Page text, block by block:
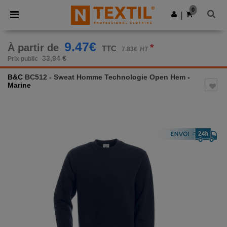
× Appli Ntextil
Meilleurs prix sur l’app !
Obtenir l'appli
0
À partir de 9.47€ TTC 7.83€ HT *
Prix public 33,94 €
B&C BC512 - Sweat Homme Technologie Open Hem -
Marine